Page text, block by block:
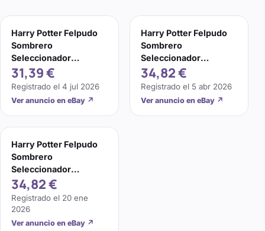
Harry Potter Felpudo
Sombrero
Seleccionador
(NS6009)
31,39 €
Registrado el 4 jul 2026
Ver anuncio en eBay ↗
Harry Potter Felpudo
Sombrero
Seleccionador
(NS6009)
34,82 €
Registrado el 5 abr 2026
Ver anuncio en eBay ↗
Harry Potter Felpudo
Sombrero
Seleccionador
(NS6009)
34,82 €
Registrado el 20 ene
2026
Ver anuncio en eBay ↗